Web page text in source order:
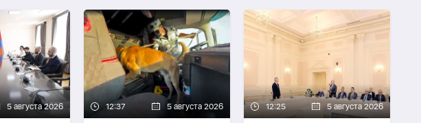
«Моссадом»
5 августа 2026 12:37 5 августа 2026 12:25 5 августа 2026